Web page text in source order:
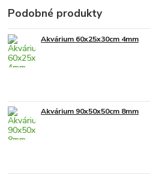
Podobné produkty
Akvárium 60x25x30cm 4mm
Akvárium 90x50x50cm 8mm